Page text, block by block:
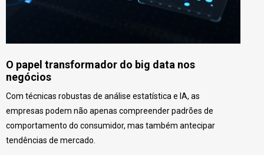
O papel transformador do big data nos
negócios
Com técnicas robustas de análise estatística e IA, as
empresas podem não apenas compreender padrões de
comportamento do consumidor, mas também antecipar
tendências de mercado.